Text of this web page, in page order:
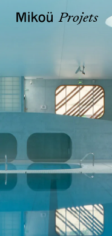
Projets